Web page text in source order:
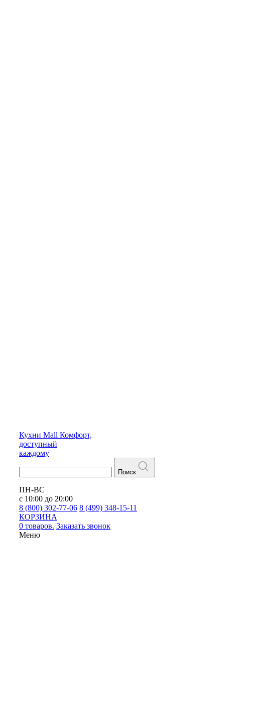
Кухни Mall Комфорт,
доступный
каждому
Поиск
ПН-ВС
с 10:00 до 20:00
8 (800) 302-77-06 8 (499) 348-15-11
КОРЗИНА
0 товаров. Заказать звонок
Меню